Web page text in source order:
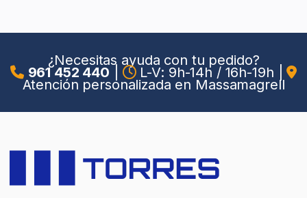
¿Necesitas ayuda con tu pedido?
961 452 440 L-V: 9h-14h / 16h-19h
Atención personalizada en Massamagrell